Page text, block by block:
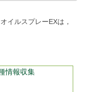
イルスプレーEXは，
情報収集